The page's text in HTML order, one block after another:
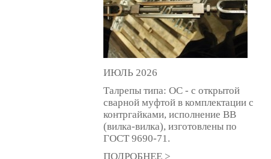
ИЮЛЬ 2026
Талрепы типа: ОС - с открытой
сварной муфтой в комплектации с
контргайками, исполнение ВВ
(вилка-вилка), изготовлены по
ГОСТ 9690-71.
ПОДРОБНЕЕ >